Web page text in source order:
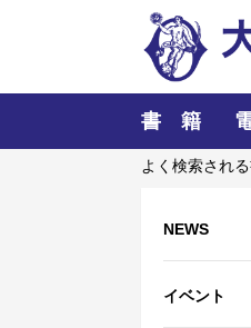
書 籍
よく検索され
NEWS
イベント